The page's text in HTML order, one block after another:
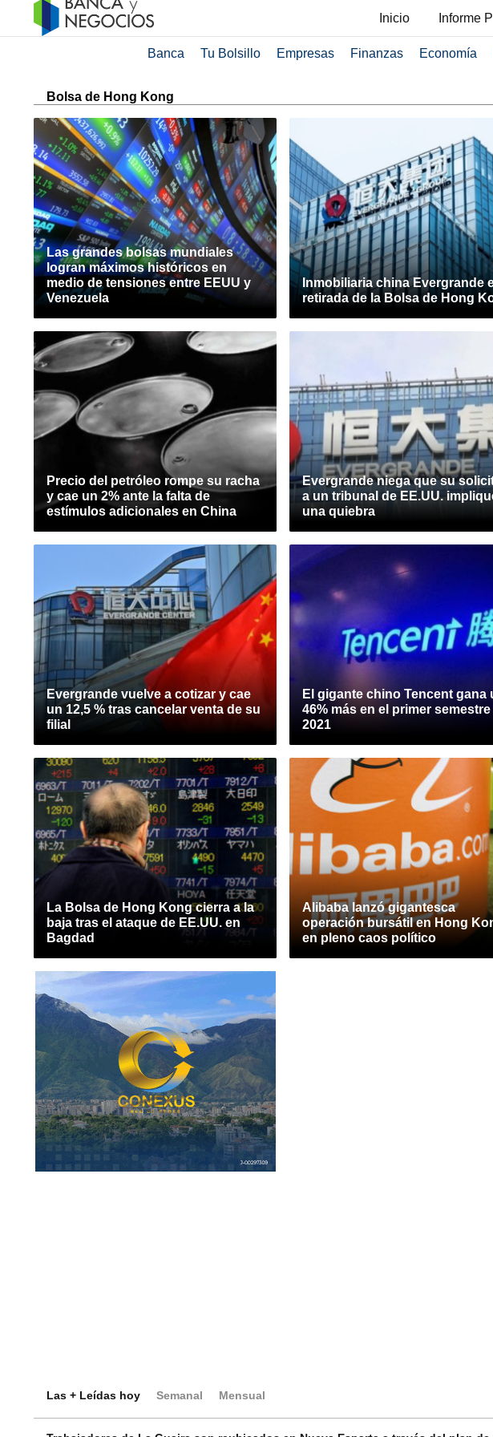
Inicio Informe
Banca Tu Bolsillo Empresas Finanzas Economía
Bolsa de Hong Kong
Las grandes bolsas mundiales
logran máximos históricos en
medio de tensiones entre EEUU y
Venezuela
Inmobiliaria china Evergrande
retirada de la Bolsa de Hong
Precio del petróleo rompe su racha
y cae un 2% ante la falta de
estímulos adicionales en China
Evergrande niega que su
a un tribunal de EE.UU.
una quiebra
Evergrande vuelve a cotizar y cae
un 12,5 % tras cancelar venta de su
filial
El gigante chino Tencent gana
46% más en el primer semestre
2021
La Bolsa de Hong Kong cierra a la
baja tras el ataque de EE.UU. en
Bagdad
Alibaba lanzó gigantesca
operación bursátil en Hong
en pleno caos político
Las + Leídas hoy Semanal Mensual